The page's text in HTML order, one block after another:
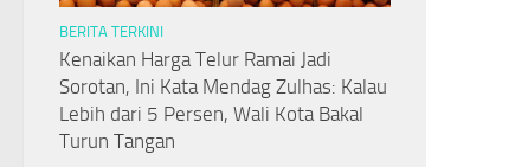
BERITA TERKINI
Kenaikan Harga Telur Ramai Jadi
Sorotan, Ini Kata Mendag Zulhas: Kalau
Lebih dari 5 Persen, Wali Kota Bakal
Turun Tangan